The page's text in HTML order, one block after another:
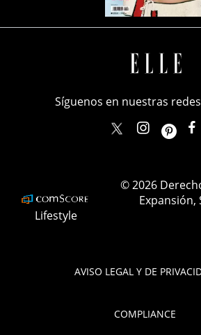
AVISO LEGAL Y DE
COMPLIANCE
Síguenos en nuestras
Lifestyle
© 2026
Expansión,